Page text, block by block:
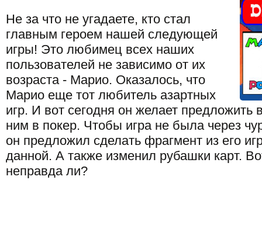
Не за что не угадаете, кто стал
главным героем нашей следующей
игры! Это любимец всех наших
пользователей не зависимо от их
возраста - Марио. Оказалось, что
Марио еще тот любитель азартных
игр. И вот сегодня он желает предложить
ним в покер. Чтобы игра не была через
он предложил сделать фрагмент из его
данной. А также изменил рубашки карт.
неправда ли?